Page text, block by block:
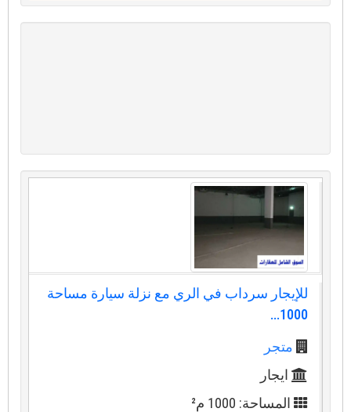
للإيجار سرداب في الري مع نزلة سيارة مساحة
1000...
متجر
ايجار
المساحة: 1000 م²